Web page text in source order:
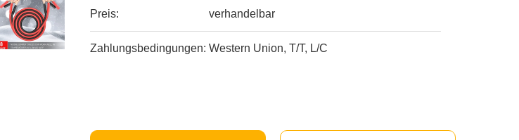
Preis: verhandelbar
Zahlungsbedingungen: Western Union, T/T, L/C